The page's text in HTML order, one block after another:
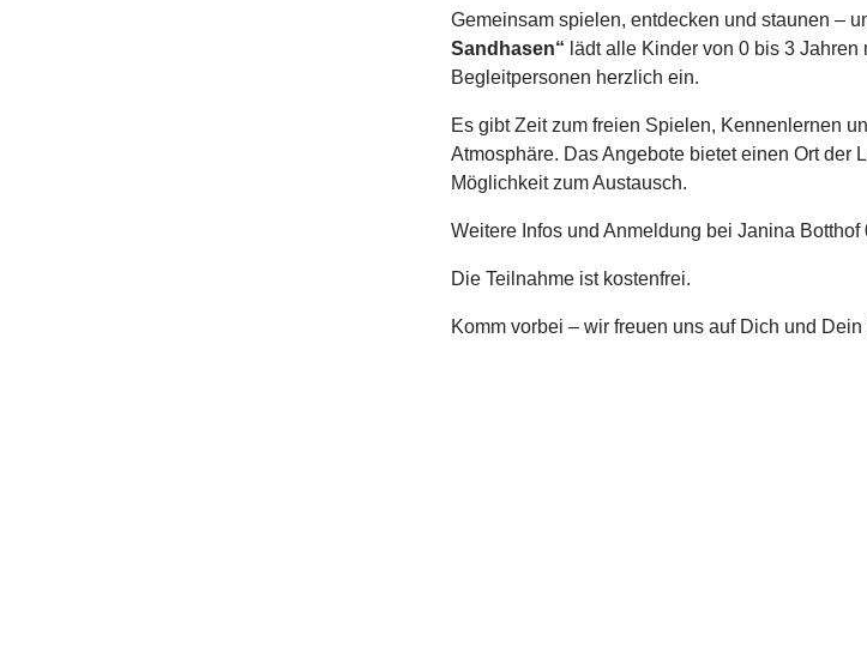
Gemeinsam spielen, entdecken und staunen –
Sandhasen“ lädt alle Kinder von 0 bis 3 Jahren
Begleitpersonen herzlich ein.
Es gibt Zeit zum freien Spielen, Kennenlernen
Atmosphäre. Das Angebote bietet einen Ort der
Möglichkeit zum Austausch.
Weitere Infos und Anmeldung bei Janina Botthof
Die Teilnahme ist kostenfrei.
Komm vorbei – wir freuen uns auf Dich und Dein